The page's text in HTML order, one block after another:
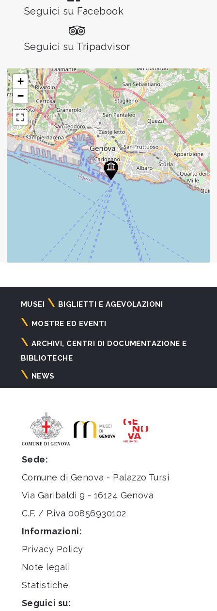
Seguici su Facebook
Seguici su Tripadvisor
+
−
Navigazione
principale
MUSEI BIGLIETTI E AGEVOLAZIONI
MOSTRE ED EVENTI
ARCHIVI, CENTRI DI DOCUMENTAZIONE E
BIBLIOTECHE
NEWS
Sede:
Comune di Genova - Palazzo Tursi
Via Garibaldi 9 - 16124 Genova
C.F. / P.iva 00856930102
Informazioni:
Privacy Policy
Note legali
Statistiche
Seguici su: